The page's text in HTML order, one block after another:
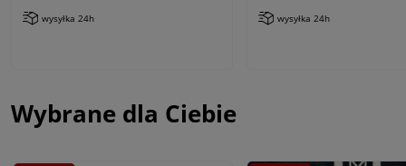
wysyłka 24h wysyłka 24h
Wybrane dla Ciebie